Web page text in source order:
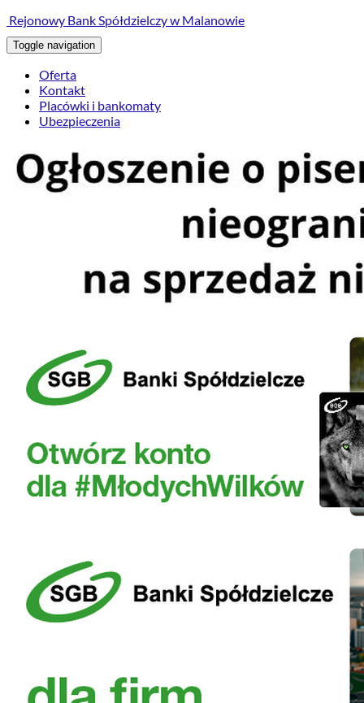
Rejonowy Bank Spółdzielczy w Malanowie
Toggle navigation
Oferta
Kontakt
Placówki i bankomaty
Ubezpieczenia